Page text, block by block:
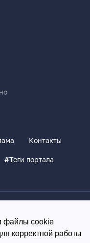
файлы cookie
корректной работы
Контакты
#Теги портала
персональных данных